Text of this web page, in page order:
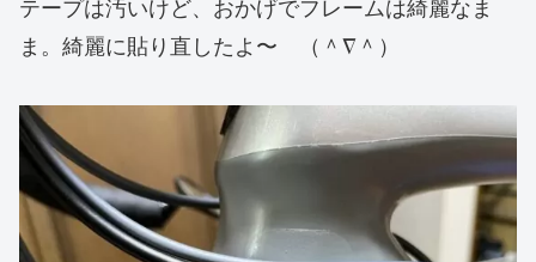
テープは汚いけど、おかげでフレームは綺麗なま
ま。綺麗に貼り直したよ〜 （＾∇＾）